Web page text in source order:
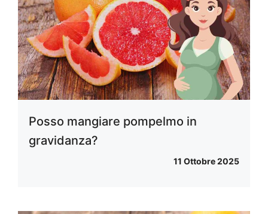
Posso mangiare pompelmo in
gravidanza?
11 Ottobre 2025